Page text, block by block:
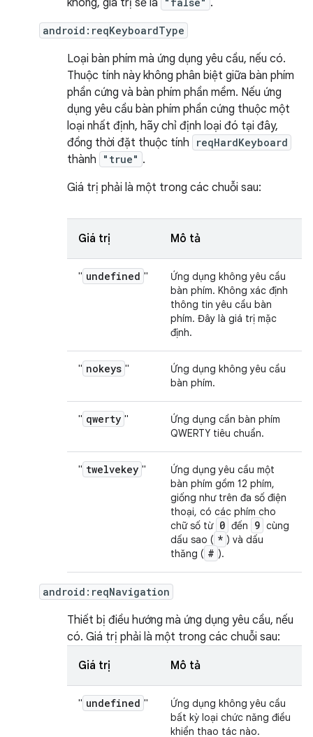
không, giá trị sẽ là
.
android:reqKeyboardType
Loại bàn phím mà ứng dụng yêu cầu, nếu có.
Thuộc tính này không phân biệt giữa bàn phím
phần cứng và bàn phím phần mềm. Nếu ứng
dụng yêu cầu bàn phím phần cứng thuộc một
loại nhất định, hãy chỉ định loại đó tại đây,
đồng thời đặt thuộc tính
reqHardKeyboard
thành "true" .
Giá trị phải là một trong các chuỗi sau:
Giá trị Mô tả
" undefined "
Ứng dụng không yêu cầu
bàn phím. Không xác định
thông tin yêu cầu bàn
phím. Đây là giá trị mặc
định.
" nokeys "
Ứng dụng không yêu cầu
bàn phím.
" qwerty "
Ứng dụng cần bàn phím
QWERTY tiêu chuẩn.
" twelvekey "
Ứng dụng yêu cầu một
bàn phím gồm 12 phím,
giống như trên đa số điện
thoại, có các phím cho
chữ số từ 0 đến 9 cùng
dấu sao ( * ) và dấu
thăng ( # ).
android:reqNavigation
Thiết bị điều hướng mà ứng dụng yêu cầu, nếu
có. Giá trị phải là một trong các chuỗi sau:
Giá trị Mô tả
" undefined "
Ứng dụng không yêu cầu
bất kỳ loại chức năng điều
khiển thao tác nào.